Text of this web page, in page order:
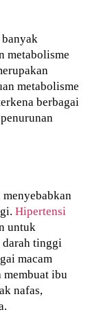
metabolisme
metabolisme
berbagai
Hipertensi
untuk
darah tinggi
macam
ibu
nafas,